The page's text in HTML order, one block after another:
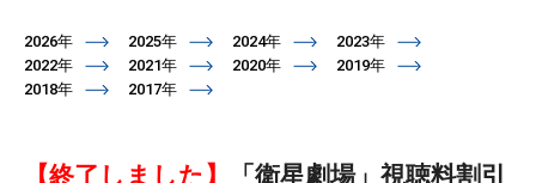
2026年 2025年 2024年
2023年
2022年
2021年 2020年
2019年
2018年
2017年
【終了しました】
「衛星劇場」視聴料割引